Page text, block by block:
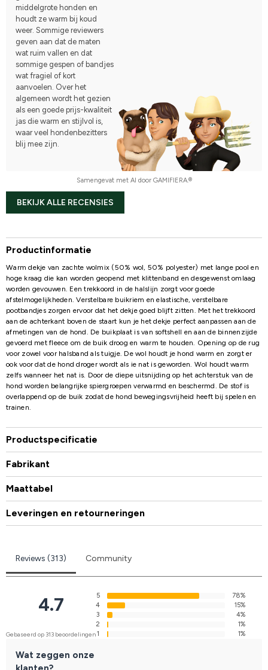
middelgrote honden en
houdt ze warm bij koud
weer. Sommige reviewers
geven aan dat de maten
wat ruim vallen en dat
sommige gespen of bandjes
wat fragiel of kort
aanvoelen. Over het
algemeen wordt het gezien
als een goede prijs-kwaliteit
jas die warm en stijlvol is,
waar veel hondenbezitters
blij mee zijn.
Samengevat met AI door GAMIFIERA.®
BEKIJK ALLE RECENSIES
Productinformatie
Warm dekje van zachte wolmix (50% wol, 50% polyester) met lange pool en
hoge kraag die kan worden geopend met klittenband en desgewenst omlaag
worden gevouwen. Een trekkoord in de halslijn zorgt voor goede
afstelmogelijkheden. Verstelbare buikriem en elastische, verstelbare
pootbandjes zorgen ervoor dat het dekje goed blijft zitten. Met het trekkoord
aan de achterkant boven de staart kun je het dekje perfect aanpassen aan de
afmetingen van de hond. De buikplaat is van softshell en aan de binnenzijde
gevoerd met fleece om de buik droog en warm te houden. Opening op de rug
voor zowel voor halsband als tuigje. De wol houdt je hond warm en zorgt er
ook voor dat de hond droger wordt als ie nat is geworden. Wol houdt warm
zelfs wanneer het nat is. Door de diepe uitsnijding op het achterstuk van de
hond worden belangrijke spiergroepen verwarmd en beschermd. De stof is
overlappend op de buik zodat de hond bewegingsvrijheid heeft bij spelen en
trainen.
Productspecificatie
Fabrikant
Maattabel
Leveringen en retourneringen
Reviews (313) Community
4.7
Gebaseerd op 313 beoordelingen
5
78%
4
15%
3
4%
2
1%
1
1%
Wat zeggen onze